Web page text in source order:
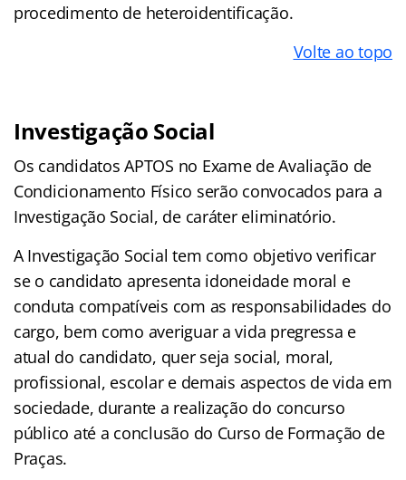
procedimento de heteroidentificação.
Volte ao topo
Investigação Social
Os candidatos APTOS no Exame de Avaliação de
Condicionamento Físico serão convocados para a
Investigação Social, de caráter eliminatório.
A Investigação Social tem como objetivo verificar
se o candidato apresenta idoneidade moral e
conduta compatíveis com as responsabilidades do
cargo, bem como averiguar a vida pregressa e
atual do candidato, quer seja social, moral,
profissional, escolar e demais aspectos de vida em
sociedade, durante a realização do concurso
público até a conclusão do Curso de Formação de
Praças.